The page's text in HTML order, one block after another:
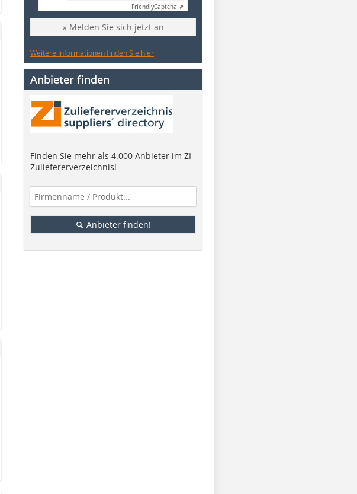
FriendlyCaptcha ⇗
» Melden Sie sich jetzt an
Weitere Informationen finden Sie hier
Anbieter finden
Finden Sie mehr als 4.000 Anbieter im ZI
Zuliefererverzeichnis!
Anbieter finden!